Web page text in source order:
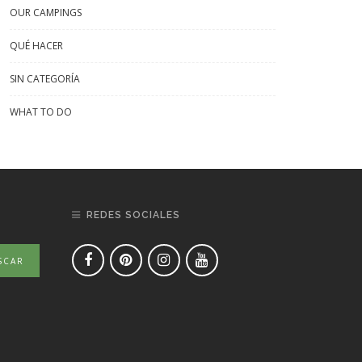
OUR CAMPINGS
QUÉ HACER
SIN CATEGORÍA
WHAT TO DO
REDES SOCIALES